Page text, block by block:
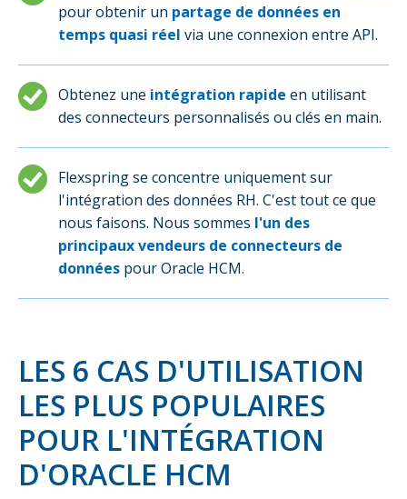
pour obtenir un partage de données en
temps quasi réel via une connexion entre API.
Obtenez une intégration rapide en utilisant
des connecteurs personnalisés ou clés en main.
Flexspring se concentre uniquement sur
l'intégration des données RH. C'est tout ce que
nous faisons. Nous sommes l'un des
principaux vendeurs de connecteurs de
données pour Oracle HCM.
LES 6 CAS D'UTILISATION
LES PLUS POPULAIRES
POUR L'INTÉGRATION
D'ORACLE HCM